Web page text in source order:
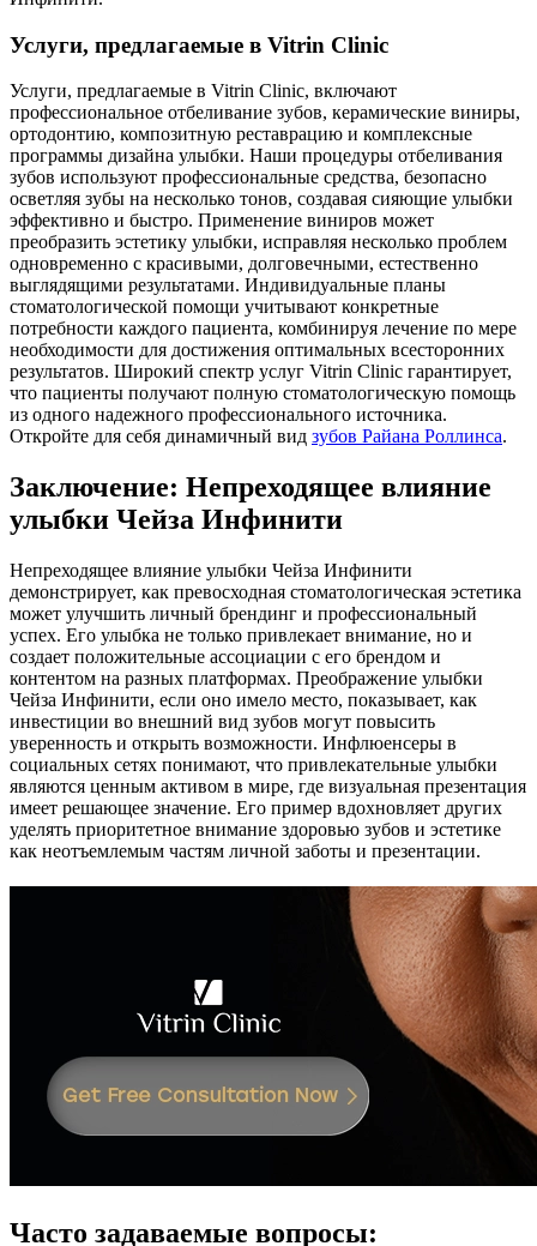
Услуги, предлагаемые в Vitrin Clinic
Услуги, предлагаемые в Vitrin Clinic, включают
профессиональное отбеливание зубов, керамические виниры,
ортодонтию, композитную реставрацию и комплексные
программы дизайна улыбки. Наши процедуры отбеливания
зубов используют профессиональные средства, безопасно
осветляя зубы на несколько тонов, создавая сияющие улыбки
эффективно и быстро. Применение виниров может
преобразить эстетику улыбки, исправляя несколько проблем
одновременно с красивыми, долговечными, естественно
выглядящими результатами. Индивидуальные планы
стоматологической помощи учитывают конкретные
потребности каждого пациента, комбинируя лечение по мере
необходимости для достижения оптимальных всесторонних
результатов. Широкий спектр услуг Vitrin Clinic гарантирует,
что пациенты получают полную стоматологическую помощь
из одного надежного профессионального источника.
Откройте для себя динамичный вид зубов Райана Роллинса.
Заключение: Непреходящее влияние
улыбки Чейза Инфинити
Непреходящее влияние улыбки Чейза Инфинити
демонстрирует, как превосходная стоматологическая эстетика
может улучшить личный брендинг и профессиональный
успех. Его улыбка не только привлекает внимание, но и
создает положительные ассоциации с его брендом и
контентом на разных платформах. Преображение улыбки
Чейза Инфинити, если оно имело место, показывает, как
инвестиции во внешний вид зубов могут повысить
уверенность и открыть возможности. Инфлюенсеры в
социальных сетях понимают, что привлекательные улыбки
являются ценным активом в мире, где визуальная презентация
имеет решающее значение. Его пример вдохновляет других
уделять приоритетное внимание здоровью зубов и эстетике
как неотъемлемым частям личной заботы и презентации.
Часто задаваемые вопросы: